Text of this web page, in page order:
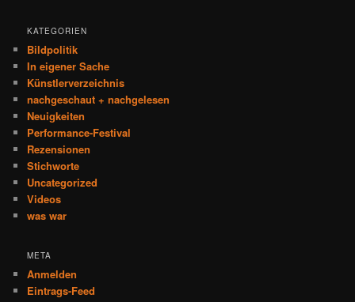
KATEGORIEN
Bildpolitik
In eigener Sache
Künstlerverzeichnis
nachgeschaut + nachgelesen
Neuigkeiten
Performance-Festival
Rezensionen
Stichworte
Uncategorized
Videos
was war
META
Anmelden
Eintrags-Feed